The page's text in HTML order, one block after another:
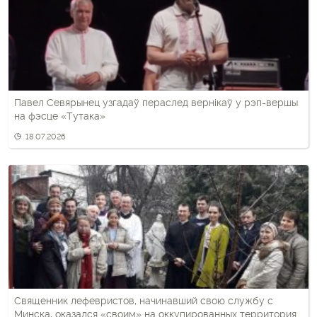
Павел Севярынец узгадаў пераслед вернікаў у рэп-вершы
на фэсце «Тутака»
18.07.2026
Священник лефевристов, начинавший свою службу с
Минска, оказался «своим» на оккупированных территориях